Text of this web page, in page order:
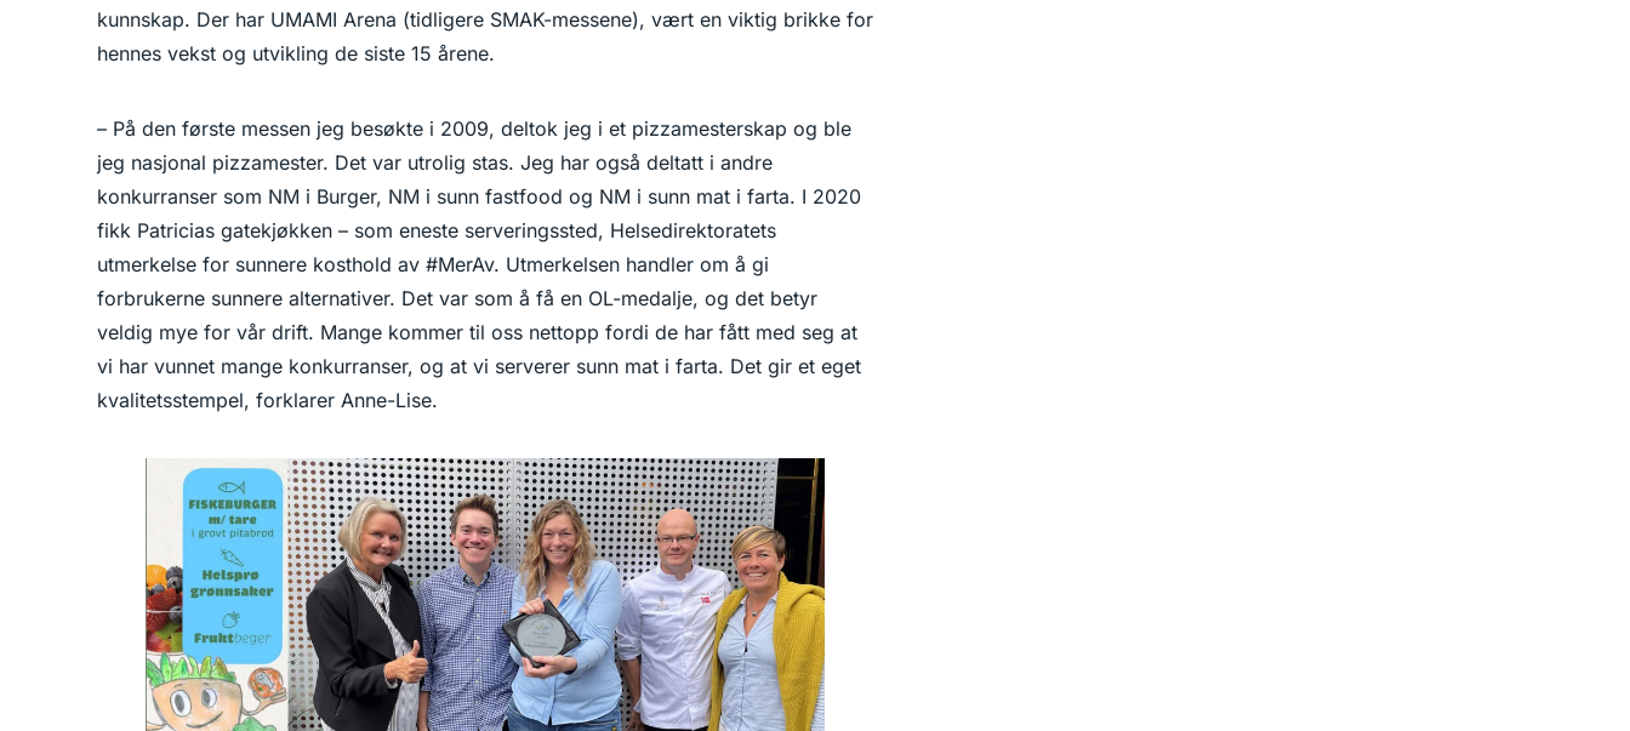
kunnskap. Der har UMAMI Arena (tidligere SMAK-messene), vært en viktig brikke for
hennes vekst og utvikling de siste 15 årene.
– På den første messen jeg besøkte i 2009, deltok jeg i et pizzamesterskap og ble
jeg nasjonal pizzamester. Det var utrolig stas. Jeg har også deltatt i andre
konkurranser som NM i Burger, NM i sunn fastfood og NM i sunn mat i farta. I 2020
fikk Patricias gatekjøkken – som eneste serveringssted, Helsedirektoratets
utmerkelse for sunnere kosthold av #MerAv. Utmerkelsen handler om å gi
forbrukerne sunnere alternativer. Det var som å få en OL-medalje, og det betyr
veldig mye for vår drift. Mange kommer til oss nettopp fordi de har fått med seg at
vi har vunnet mange konkurranser, og at vi serverer sunn mat i farta. Det gir et eget
kvalitetsstempel, forklarer Anne-Lise.